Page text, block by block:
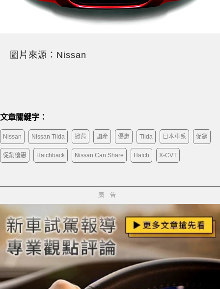
圖片來源：Nissan
文章關鍵字：
Nissan Nissan Tiida 掀背 國產 優惠 Tiida 日本車系 促銷
促銷優惠 Hatchback Nissan Can Share Hatch X-CVT
廣告